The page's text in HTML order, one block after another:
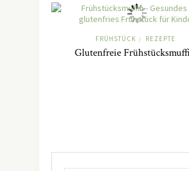
FRÜHSTÜCK / REZEPTE
Glutenfreie